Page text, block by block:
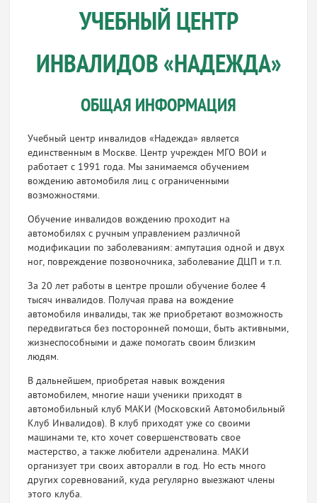
УЧЕБНЫЙ ЦЕНТР
ИНВАЛИДОВ «НАДЕЖДА»
ОБЩАЯ ИНФОРМАЦИЯ
Учебный центр инвалидов «Надежда» является
единственным в Москве. Центр учрежден МГО ВОИ и
работает с 1991 года. Мы занимаемся обучением
вождению автомобиля лиц с ограниченными
возможностями.
Обучение инвалидов вождению проходит на
автомобилях с ручным управлением различной
модификации по заболеваниям: ампутация одной и двух
ног, повреждение позвоночника, заболевание ДЦП и т.п.
За 20 лет работы в центре прошли обучение более 4
тысяч инвалидов. Получая права на вождение
автомобиля инвалиды, так же приобретают возможность
передвигаться без посторонней помощи, быть активными,
жизнеспособными и даже помогать своим близким
людям.
В дальнейшем, приобретая навык вождения
автомобилем, многие наши ученики приходят в
автомобильный клуб МАКИ (Московский Автомобильный
Клуб Инвалидов). В клуб приходят уже со своими
машинами те, кто хочет совершенствовать свое
мастерство, а также любители адреналина. МАКИ
организует три своих авторалли в год. Но есть много
других соревнований, куда регулярно выезжают члены
этого клуба.